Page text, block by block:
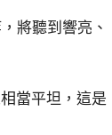
將聽到響亮、
當平坦，這是